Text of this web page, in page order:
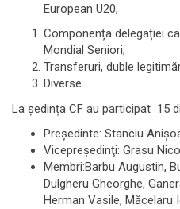
European U20;
Componența delegației
Mondial Seniori;
Transferuri, duble
Diverse
La ședința CF au participat 15
Preşedinte: Stanciu
Vicepreşedinţi: Grasu
Membri:Barbu Augustin,
Dulgheru Gheorghe,
Herman Vasile, Măcelaru